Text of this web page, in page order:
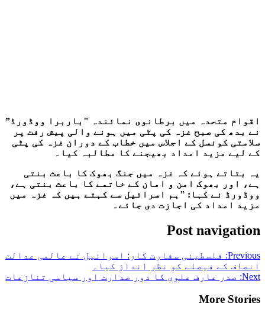
اقوام متحدہ میں برطانوی نمائندہ "باربرا ووڈورڈ”
نے بدھ کی صبح غزہ کی پٹی میں ہونے والی پیش رفت پر
سلامتی کونسل کے اجلاس میں خطاب کے دوران غزہ کی پٹی
کے لیے مزید امداد بھیجنے کا مطالبہ کیا۔
یہ بتاتے ہوئے کہ غزہ میں جنگ بھوک کا باعث بنتی
ہے، اور بھوک امن و امان کے خاتمے کا باعث بنتی ہے،
ووڈورڈ نے کہا: "ہم اسرائیل سے کہتے ہیں کہ غزہ میں
مزید امداد کی اجازت دی جائے۔
Post navigation
Previous:
فلسطینی سفارت کار: اسرائیل نے عالمی عدالت
انصاف کے فیصلے کو نظر انداز کیا۔
Next: صدر عارف علوی کا دور صدارت اور سیاسی تنازعات
More Stories